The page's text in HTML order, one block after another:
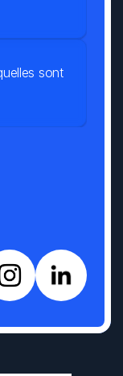
, quelles sont